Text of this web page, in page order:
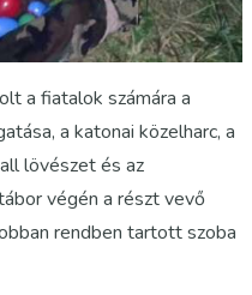
a fiatalok számára a
a katonai közelharc, a
lövészet és az
végén a részt vevő
rendben tartott szoba